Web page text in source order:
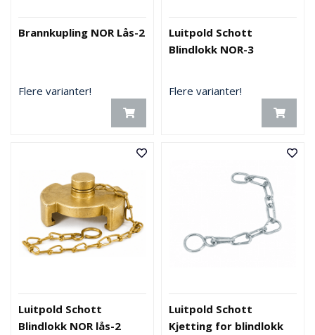
Brannkupling NOR Lås-2
Flere varianter!
Luitpold Schott
Blindlokk NOR-3
Flere varianter!
Luitpold Schott
Blindlokk NOR lås-2
Luitpold Schott
Kjetting for blindlokk